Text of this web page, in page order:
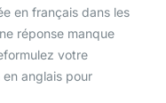
en français dans les
réponse manque
votre
anglais pour